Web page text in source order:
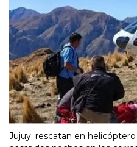
Jujuy: rescatan en